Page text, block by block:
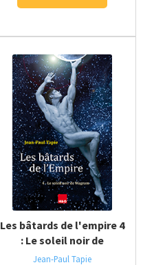
Les bâtards de l'empire 4
: Le soleil noir de
Wagram
Jean-Paul Tapie